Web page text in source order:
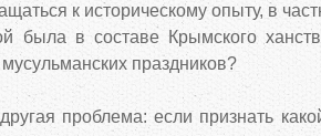
к историческому опыту, в
была в составе Крымского
праздников?
проблема: если признать